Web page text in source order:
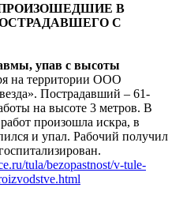
В
С
упав с высоты
на территории ООО
Пострадавший – 61-
на высоте 3 метров. В
произошла искра, в
и упал. Рабочий получил
tula/bezopastnost/v-tule-